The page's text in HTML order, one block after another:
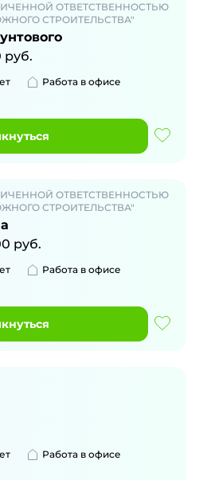
ОТВЕТСТВЕННОСТЬЮ
СТРОИТЕЛЬСТВА"
руб.
Работа в офисе
ОТВЕТСТВЕННОСТЬЮ
СТРОИТЕЛЬСТВА"
руб.
Работа в офисе
Работа в офисе